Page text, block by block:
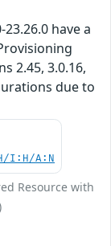
have a
2.45, 3.0.16,
due to
I:H/A:N
Resource with